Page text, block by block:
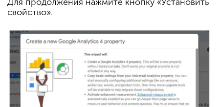
свойство».